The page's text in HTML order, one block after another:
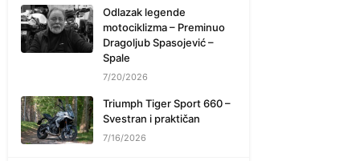
Odlazak legende
motociklizma – Preminuo
Dragoljub Spasojević –
Spale
7/20/2026
Triumph Tiger Sport 660 –
Svestran i praktičan
7/16/2026